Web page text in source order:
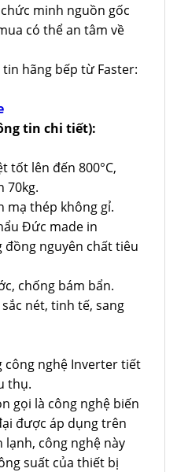
minh nguồn gốc
có thể an tâm về
hãng bếp từ Faster:
tin chi tiết):
tốt lên đến 800°C,
70kg.
mạ thép không gỉ.
Đức made in
đồng nguyên chất tiêu
chống bám bẩn.
nét, tinh tế, sang
công nghệ Inverter tiết
thụ.
gọi là công nghệ biến
được áp dụng trên
công nghệ này
suất của thiết bị